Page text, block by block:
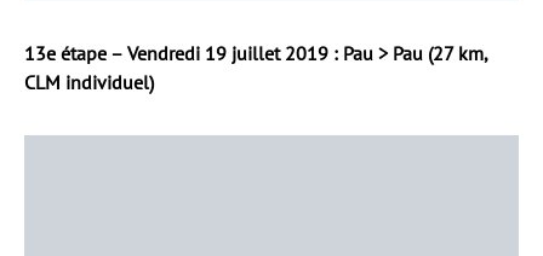
13e étape – Vendredi 19 juillet 2019 : Pau > Pau (27 km,
CLM individuel)